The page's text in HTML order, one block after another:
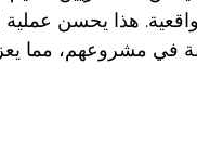
هذا يحسن
في مشروعهم، مما